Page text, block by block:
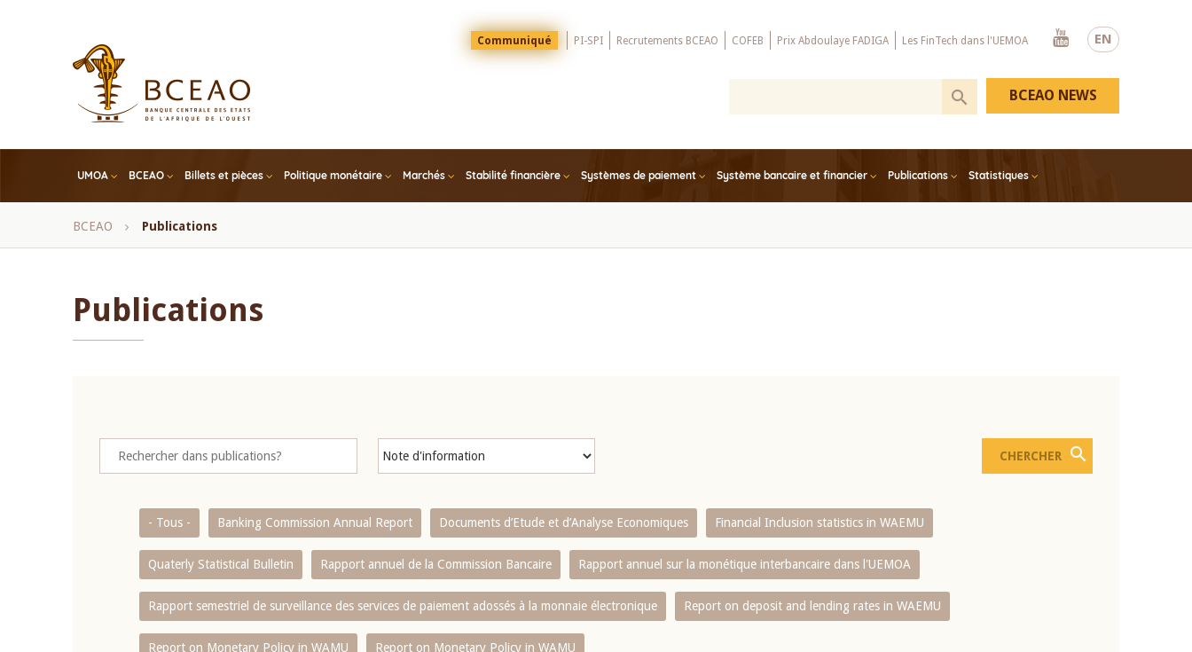
EN
Menu
Top
Communiqué PI-SPI Recrutements BCEAO COFEB Prix Abdoulaye FADIGA Les FinTech dans l'UEMOA
Youtube
UMOA BCEAO Billets et pièces Politique monétaire Marchés Stabilité financière Systèmes de paiement Système bancaire et financier Publications Statistiques
BCEAO NEWS
Fil
BCEAO Publications
Publications
- Tous - Banking Commission Annual Report Documents d’Etude et d’Analyse Economiques Financial Inclusion statistics in WAEMU
Quaterly Statistical Bulletin Rapport annuel de la Commission Bancaire Rapport annuel sur la monétique interbancaire dans l'UEMOA
Rapport semestriel de surveillance des services de paiement adossés à la monnaie électronique Report on deposit and lending rates in WAEMU
Report on Monetary Policy in WAMU Report on Monetary Policy in WAMU